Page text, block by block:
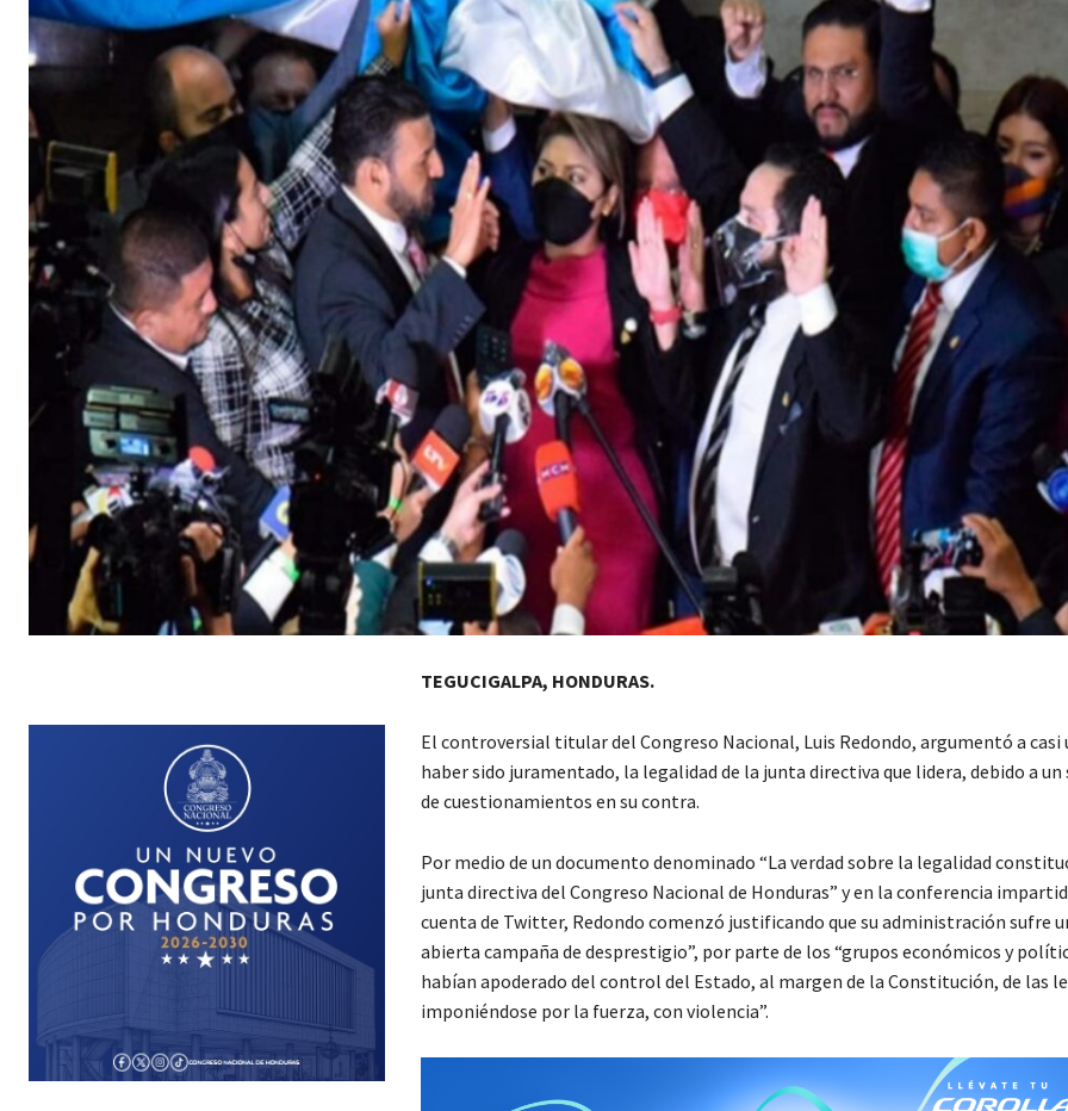
TEGUCIGALPA, HONDURAS.
El controversial titular del Congreso Nacional, Luis Redondo, argumentó a casi
haber sido juramentado, la legalidad de la junta directiva que lidera, debido a
de cuestionamientos en su contra.
Por medio de un documento denominado “La verdad sobre la legalidad
junta directiva del Congreso Nacional de Honduras” y en la conferencia
cuenta de Twitter, Redondo comenzó justificando que su administración sufre
abierta campaña de desprestigio”, por parte de los “grupos económicos y
habían apoderado del control del Estado, al margen de la Constitución, de las
imponiéndose por la fuerza, con violencia”.